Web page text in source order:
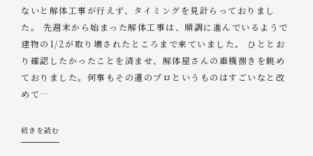
ないと解体工事が行えず、タイミングを見計らっておりまし
た。 先週末から始まった解体工事は、順調に進んでいるようで
建物の1/2が取り壊されたところまで来ていました。 ひととお
り確認したかったことを済ませ、解体屋さんの重機捌きを眺め
ておりました。何事もその道のプロというものはすごいなと改
めて…
続きを読む